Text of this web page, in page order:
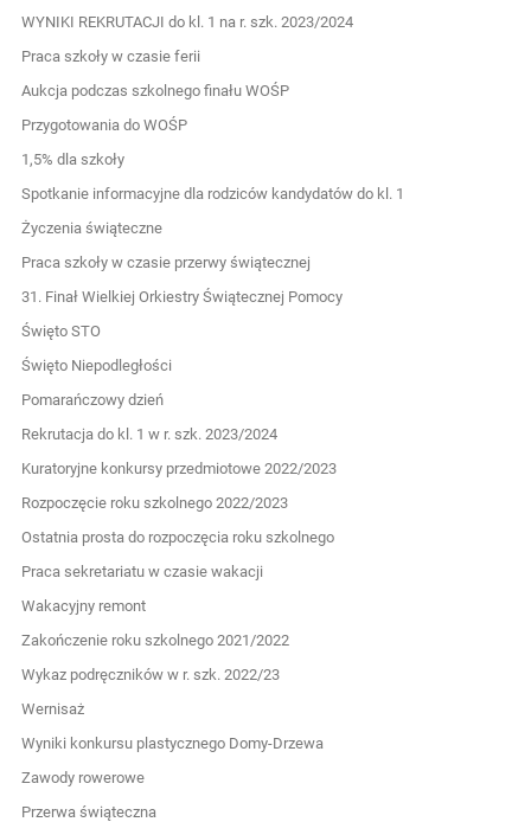
WYNIKI REKRUTACJI do kl. 1 na r. szk. 2023/2024
Praca szkoły w czasie ferii
Aukcja podczas szkolnego finału WOŚP
Przygotowania do WOŚP
1,5% dla szkoły
Spotkanie informacyjne dla rodziców kandydatów do kl. 1
Życzenia świąteczne
Praca szkoły w czasie przerwy świątecznej
31. Finał Wielkiej Orkiestry Świątecznej Pomocy
Święto STO
Święto Niepodległości
Pomarańczowy dzień
Rekrutacja do kl. 1 w r. szk. 2023/2024
Kuratoryjne konkursy przedmiotowe 2022/2023
Rozpoczęcie roku szkolnego 2022/2023
Ostatnia prosta do rozpoczęcia roku szkolnego
Praca sekretariatu w czasie wakacji
Wakacyjny remont
Zakończenie roku szkolnego 2021/2022
Wykaz podręczników w r. szk. 2022/23
Wernisaż
Wyniki konkursu plastycznego Domy-Drzewa
Zawody rowerowe
Przerwa świąteczna